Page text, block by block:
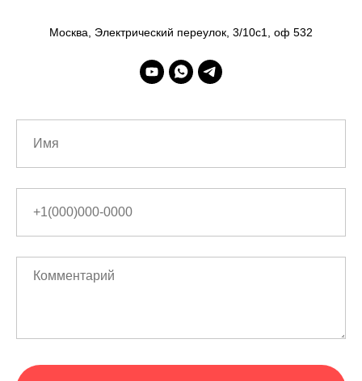
Москва, Электрический переулок, 3/10с1, оф 532